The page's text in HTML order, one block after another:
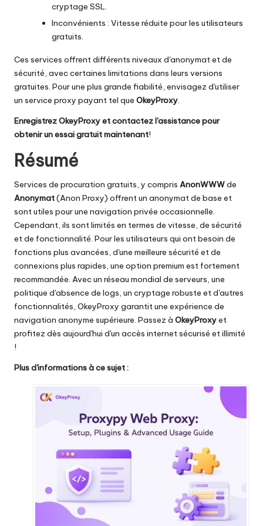
cryptage SSL.
Inconvénients : Vitesse réduite pour les utilisateurs
gratuits.
Ces services offrent différents niveaux d'anonymat et de
sécurité, avec certaines limitations dans leurs versions
gratuites. Pour une plus grande fiabilité, envisagez d'utiliser
un service proxy payant tel que OkeyProxy.
Enregistrez OkeyProxy et contactez l'assistance pour
obtenir un essai gratuit maintenant!
Résumé
Services de procuration gratuits, y compris AnonWWWde
Anonymat(Anon Proxy) offrent un anonymat de base et
sont utiles pour une navigation privée occasionnelle.
Cependant, ils sont limités en termes de vitesse, de sécurité
et de fonctionnalité. Pour les utilisateurs qui ont besoin de
fonctions plus avancées, d'une meilleure sécurité et de
connexions plus rapides, une option premium est fortement
recommandée. Avec un réseau mondial de serveurs, une
politique d'absence de logs, un cryptage robuste et d'autres
fonctionnalités, OkeyProxy garantit une expérience de
navigation anonyme supérieure. Passez à OkeyProxyet
profitez dès aujourd'hui d'un accès internet sécurisé et illimité
!
Plus d'informations à ce sujet :